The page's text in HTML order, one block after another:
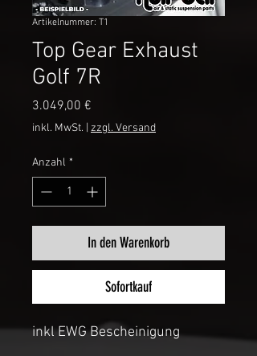
Artikelnummer: T1
Top Gear Exhaust
Golf 7R
3.049,00 €
inkl. MwSt. zzgl. Versand
Anzahl *
In den Warenkorb
Sofortkauf
inkl EWG Bescheinigung